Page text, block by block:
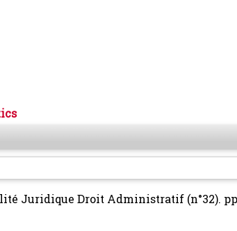
Juridique Droit Administratif (n°32). pp.